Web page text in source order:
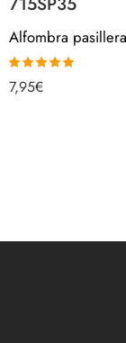
Valorado con
5.00de 5
7,95€